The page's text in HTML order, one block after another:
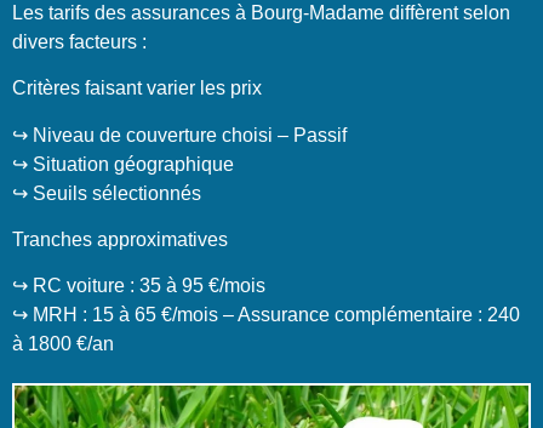
Les tarifs des assurances à Bourg-Madame diffèrent selon
divers facteurs :
Critères faisant varier les prix
↪️ Niveau de couverture choisi – Passif
↪️ Situation géographique
↪️ Seuils sélectionnés
Tranches approximatives
↪️ RC voiture : 35 à 95 €/mois
↪️ MRH : 15 à 65 €/mois – Assurance complémentaire : 240
à 1800 €/an